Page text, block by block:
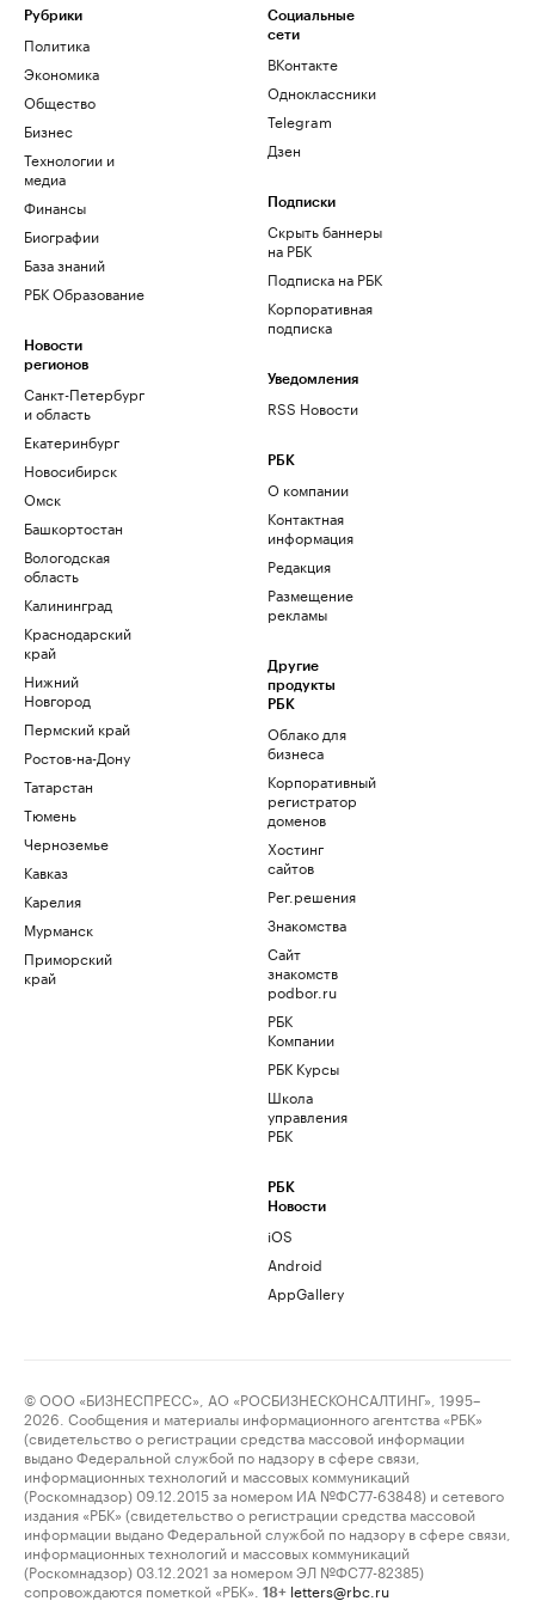
Рубрики
Политика
Экономика
Общество
Бизнес
Технологии и
медиа
Финансы
Биографии
База знаний
РБК Образование
Новости
регионов
Санкт-Петербург
и область
Екатеринбург
Новосибирск
Омск
Башкортостан
Вологодская
область
Калининград
Краснодарский
край
Нижний
Новгород
Пермский край
Ростов-на-Дону
Татарстан
Тюмень
Черноземье
Кавказ
Карелия
Мурманск
Приморский
край
Социальные
сети
ВКонтакте
Одноклассники
Telegram
Дзен
Подписки
Скрыть баннеры
на РБК
Подписка на РБК
Корпоративная
подписка
Уведомления
RSS Новости
РБК
О компании
Контактная
информация
Редакция
Размещение
рекламы
Другие
продукты
РБК
Облако для
бизнеса
Корпоративный
регистратор
доменов
Хостинг
сайтов
Рег.решения
Знакомства
Сайт
знакомств
podbor.ru
РБК
Компании
РБК Курсы
Школа
управления
РБК
РБК
Новости
iOS
Android
AppGallery
© ООО «БИЗНЕСПРЕСС», АО «РОСБИЗНЕСКОНСАЛТИНГ», 1995–
2026. Сообщения и материалы информационного агентства «РБК»
(свидетельство о регистрации средства массовой информации
выдано Федеральной службой по надзору в сфере связи,
информационных технологий и массовых коммуникаций
(Роскомнадзор) 09.12.2015 за номером ИА №ФС77-63848) и сетевого
издания «РБК» (свидетельство о регистрации средства массовой
информации выдано Федеральной службой по надзору в сфере связи,
информационных технологий и массовых коммуникаций
(Роскомнадзор) 03.12.2021 за номером ЭЛ №ФС77-82385)
сопровождаются пометкой «РБК».
18+ letters@rbc.ru